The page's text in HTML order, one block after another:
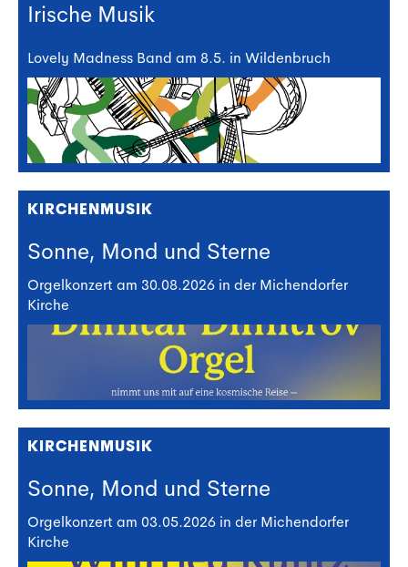
Irische Musik
Lovely Madness Band am 8.5. in Wildenbruch
KIRCHENMUSIK
Sonne, Mond und Sterne
Orgelkonzert am 30.08.2026 in der Michendorfer
Kirche
KIRCHENMUSIK
Sonne, Mond und Sterne
Orgelkonzert am 03.05.2026 in der Michendorfer
Kirche